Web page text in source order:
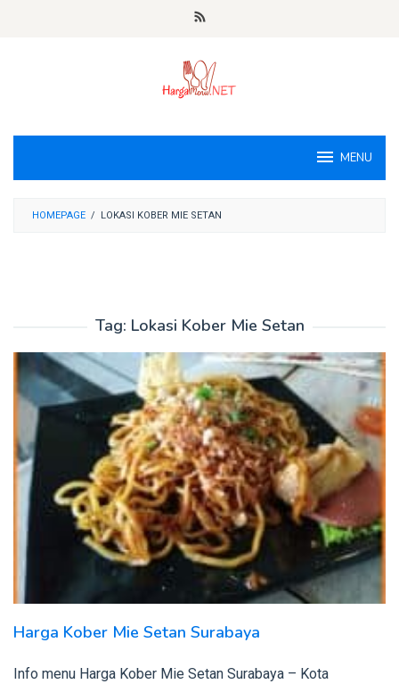
MENU
HOMEPAGE / LOKASI KOBER MIE SETAN
Tag: Lokasi Kober Mie Setan
Harga Kober Mie Setan Surabaya
Info menu Harga Kober Mie Setan Surabaya – Kota